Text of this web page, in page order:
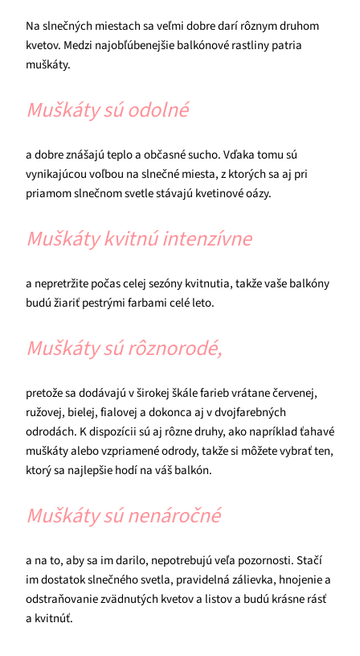
Na slnečných miestach sa veľmi dobre darí rôznym druhom
kvetov. Medzi najobľúbenejšie balkónové rastliny patria
muškáty.
Muškáty sú odolné
a dobre znášajú teplo a občasné sucho. Vďaka tomu sú
vynikajúcou voľbou na slnečné miesta, z ktorých sa aj pri
priamom slnečnom svetle stávajú kvetinové oázy.
Muškáty kvitnú intenzívne
a nepretržite počas celej sezóny kvitnutia, takže vaše balkóny
budú žiariť pestrými farbami celé leto.
Muškáty sú rôznorodé,
pretože sa dodávajú v širokej škále farieb vrátane červenej,
ružovej, bielej, fialovej a dokonca aj v dvojfarebných
odrodách. K dispozícii sú aj rôzne druhy, ako napríklad ťahavé
muškáty alebo vzpriamené odrody, takže si môžete vybrať ten,
ktorý sa najlepšie hodí na váš balkón.
Muškáty sú nenáročné
a na to, aby sa im darilo, nepotrebujú veľa pozornosti. Stačí
im dostatok slnečného svetla, pravidelná zálievka, hnojenie a
odstraňovanie zvädnutých kvetov a listov a budú krásne rásť
a kvitnúť.